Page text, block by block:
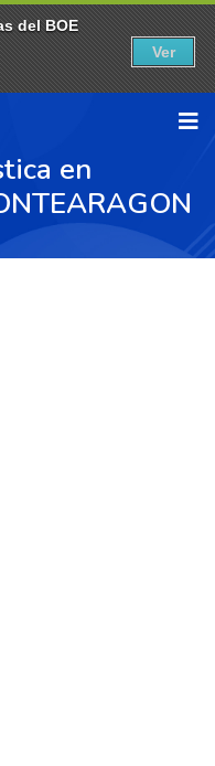
en
del BOE
Ver